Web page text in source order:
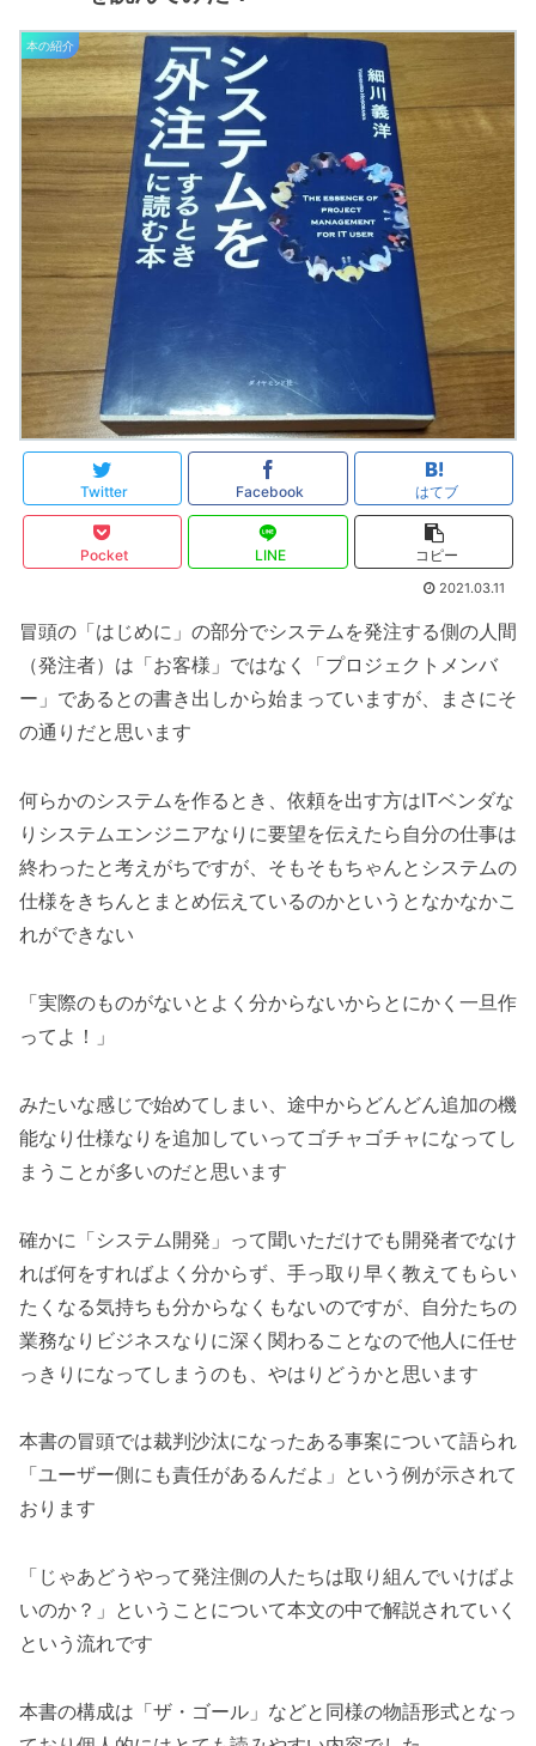
本の紹介
Twitter Facebook はてブ
Pocket LINE コピー
2021.03.11
冒頭の「はじめに」の部分でシステムを発注する側の人間
（発注者）は「お客様」ではなく「プロジェクトメンバ
ー」であるとの書き出しから始まっていますが、まさにそ
の通りだと思います
何らかのシステムを作るとき、依頼を出す方はITベンダな
りシステムエンジニアなりに要望を伝えたら自分の仕事は
終わったと考えがちですが、そもそもちゃんとシステムの
仕様をきちんとまとめ伝えているのかというとなかなかこ
れができない
「実際のものがないとよく分からないからとにかく一旦作
ってよ！」
みたいな感じで始めてしまい、途中からどんどん追加の機
能なり仕様なりを追加していってゴチャゴチャになってし
まうことが多いのだと思います
確かに「システム開発」って聞いただけでも開発者でなけ
れば何をすればよく分からず、手っ取り早く教えてもらい
たくなる気持ちも分からなくもないのですが、自分たちの
業務なりビジネスなりに深く関わることなので他人に任せ
っきりになってしまうのも、やはりどうかと思います
本書の冒頭では裁判沙汰になったある事案について語られ
「ユーザー側にも責任があるんだよ」という例が示されて
おります
「じゃあどうやって発注側の人たちは取り組んでいけばよ
いのか？」ということについて本文の中で解説されていく
という流れです
本書の構成は「ザ・ゴール」などと同様の物語形式となっ